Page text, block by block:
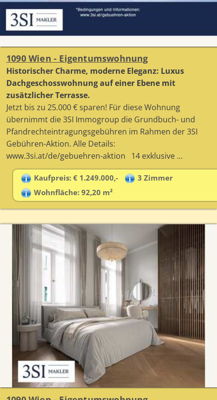
1090 Wien - Eigentumswohnung
Historischer Charme, moderne Eleganz: Luxus
Dachgeschosswohnung auf einer Ebene mit
zusätzlicher Terrasse.
Jetzt bis zu 25.000 € sparen! Für diese Wohnung
übernimmt die 3SI Immogroup die Grundbuch- und
Pfandrechteintragungsgebühren im Rahmen der 3SI
Gebühren-Aktion. Alle Details:
www.3si.at/de/gebuehren-aktion 14 exklusive ...
Kaufpreis: € 1.249.000,-
3 Zimmer
Wohnfläche: 92,20 m²